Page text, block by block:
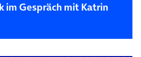
im Gespräch mit Katrin